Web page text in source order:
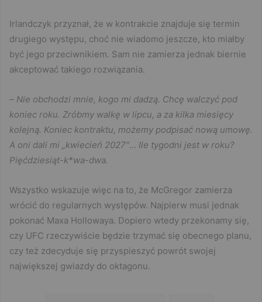
Irlandczyk przyznał, że w kontrakcie znajduje się termin
drugiego występu, choć nie wiadomo jeszcze, kto miałby
być jego przeciwnikiem. Sam nie zamierza jednak biernie
akceptować takiego rozwiązania.
– Nie obchodzi mnie, kogo mi dadzą. Chcę walczyć pod
koniec roku. Zróbmy walkę w lipcu, a za kilka miesięcy
kolejną. Koniec kontraktu, możemy podpisać nową umowę.
A oni dali mi „kwiecień 2027″… Ile tygodni jest w roku?
Pięćdziesiąt-k*wa-dwa.
Wszystko wskazuje więc na to, że McGregor zamierza
wrócić do regularnych występów. Najpierw musi jednak
pokonać Maxa Hollowaya. Dopiero wtedy przekonamy się,
czy UFC rzeczywiście będzie trzymać się obecnego planu,
czy też zdecyduje się przyspieszyć powrót swojej
największej gwiazdy do oktagonu.